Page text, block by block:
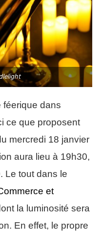
féerique dans
ce que proposent
mercredi 18 janvier
aura lieu à 19h30,
Le tout dans le
et
la luminosité sera
En effet, le propre